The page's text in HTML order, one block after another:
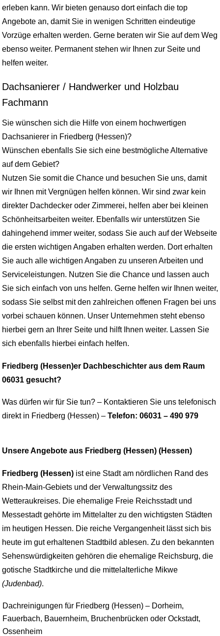
erleben kann. Wir bieten genauso dort einfach die top
Angebote an, damit Sie in wenigen Schritten eindeutige
Vorzüge erhalten werden. Gerne beraten wir Sie auf dem Weg
ebenso weiter. Permanent stehen wir Ihnen zur Seite und
helfen weiter.
Dachsanierer / Handwerker und Holzbau
Fachmann
Sie wünschen sich die Hilfe von einem hochwertigen
Dachsanierer in Friedberg (Hessen)?
Wünschen ebenfalls Sie sich eine bestmögliche Alternative
auf dem Gebiet?
Nutzen Sie somit die Chance und besuchen Sie uns, damit
wir Ihnen mit Vergnügen helfen können. Wir sind zwar kein
direkter Dachdecker oder Zimmerei, helfen aber bei kleinen
Schönheitsarbeiten weiter. Ebenfalls wir unterstützen Sie
dahingehend immer weiter, sodass Sie auch auf der Webseite
die ersten wichtigen Angaben erhalten werden. Dort erhalten
Sie auch alle wichtigen Angaben zu unseren Arbeiten und
Serviceleistungen. Nutzen Sie die Chance und lassen auch
Sie sich einfach von uns helfen. Gerne helfen wir Ihnen weiter,
sodass Sie selbst mit den zahlreichen offenen Fragen bei uns
vorbei schauen können. Unser Unternehmen steht ebenso
hierbei gern an Ihrer Seite und hilft Ihnen weiter. Lassen Sie
sich ebenfalls hierbei einfach helfen.
Friedberg (Hessen)er Dachbeschichter aus dem Raum
06031 gesucht?
Was dürfen wir für Sie tun? – Kontaktieren Sie uns telefonisch
direkt in Friedberg (Hessen) – Telefon: 06031 – 490 979
Unsere Angebote aus Friedberg (Hessen) (Hessen)
Friedberg (Hessen) ist eine Stadt am nördlichen Rand des
Rhein-Main-Gebiets und der Verwaltungssitz des
Wetteraukreises. Die ehemalige Freie Reichsstadt und
Messestadt gehörte im Mittelalter zu den wichtigsten Städten
im heutigen Hessen. Die reiche Vergangenheit lässt sich bis
heute im gut erhaltenen Stadtbild ablesen. Zu den bekannten
Sehenswürdigkeiten gehören die ehemalige Reichsburg, die
gotische Stadtkirche und die mittelalterliche Mikwe
(Judenbad).
Dachreinigungen für Friedberg (Hessen) – Dorheim,
Fauerbach, Bauernheim, Bruchenbrücken oder Ockstadt,
Ossenheim